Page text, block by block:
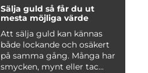
Sälja guld så får du ut
mesta möjliga värde
Att sälja guld kan kännas
både lockande och osäkert
på samma gång. Många har
smycken, mynt eller tac...